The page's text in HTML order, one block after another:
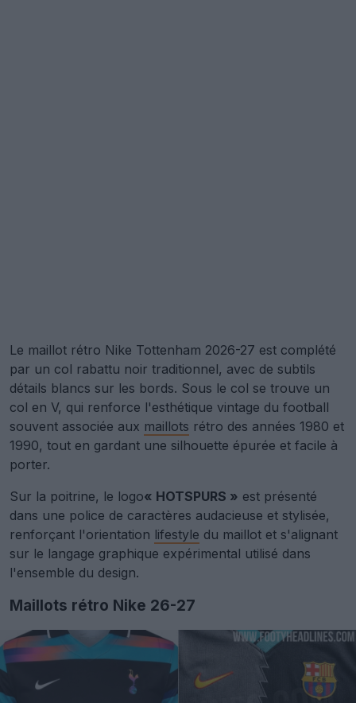
Le maillot rétro Nike Tottenham 2026-27 est complété
par un col rabattu noir traditionnel, avec de subtils
détails blancs sur les bords. Sous le col se trouve un
col en V, qui renforce l'esthétique vintage du football
souvent associée aux maillots rétro des années 1980 et
1990, tout en gardant une silhouette épurée et facile à
porter.
Sur la poitrine, le logo« HOTSPURS » est présenté
dans une police de caractères audacieuse et stylisée,
renforçant l'orientation lifestyle du maillot et s'alignant
sur le langage graphique expérimental utilisé dans
l'ensemble du design.
Maillots rétro Nike 26-27